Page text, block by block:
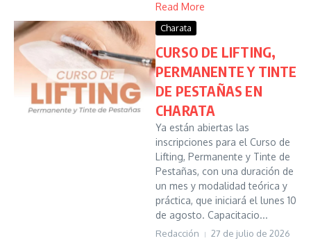
Read More
Charata
CURSO DE LIFTING,
PERMANENTE Y TINTE
DE PESTAÑAS EN
CHARATA
Ya están abiertas las
inscripciones para el Curso de
Lifting, Permanente y Tinte de
Pestañas, con una duración de
un mes y modalidad teórica y
práctica, que iniciará el lunes 10
de agosto. Capacitacio...
Redacción 27 de julio de 2026